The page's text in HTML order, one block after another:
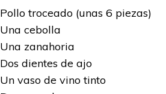
Pollo troceado (unas 6 piezas)
Una cebolla
Una zanahoria
Dos dientes de ajo
Un vaso de vino tinto